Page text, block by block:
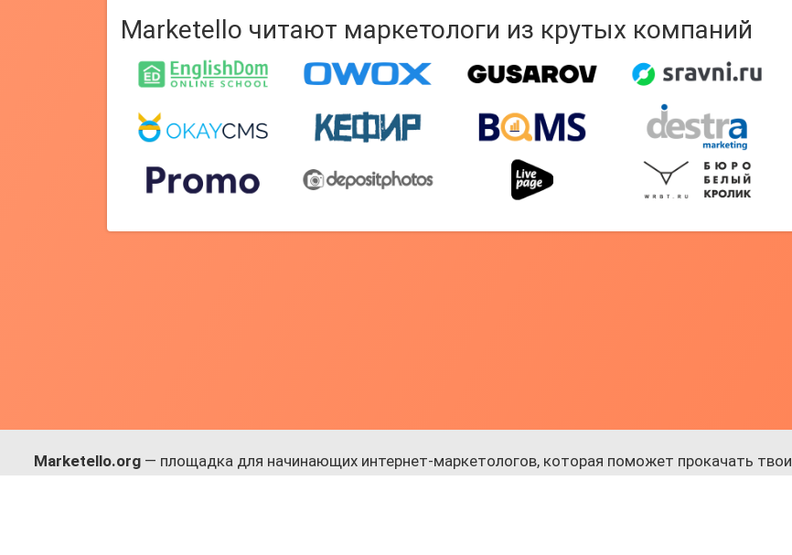
Marketello читают маркетологи из крутых компаний
Marketello.org — площадка для начинающих интернет-маркетологов, которая поможет прокачать твои